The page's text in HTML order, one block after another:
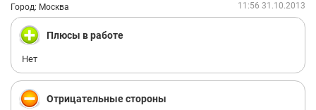
Город: Москва 11:56 31.10.2013
Плюсы в работе
Нет
Отрицательные стороны